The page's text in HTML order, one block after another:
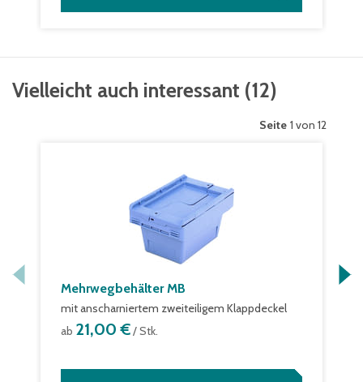
Vielleicht auch interessant (12)
Seite 1 von 12
Mehrwegbehälter MB
mit anscharniertem zweiteiligem Klappdeckel
ab 21,00 €/ Stk.